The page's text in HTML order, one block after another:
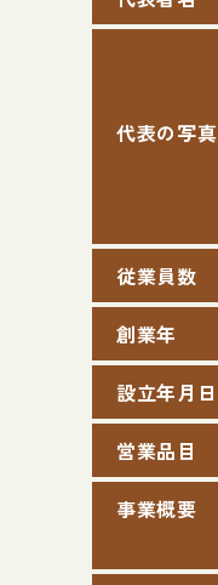
代表の写真
従業員数
創業年
設立年月日
営業品目
事業概要